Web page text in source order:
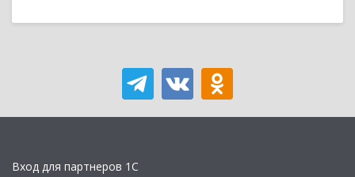
Вход для партнеров 1С